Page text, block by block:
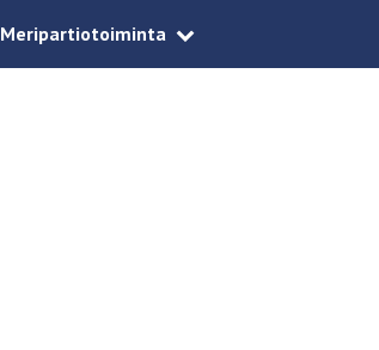
Meripartiotoiminta